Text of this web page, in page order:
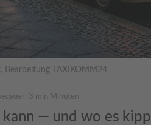
Bearbeitung TAXIKOMM24
3 min Minuten
kann — und wo es